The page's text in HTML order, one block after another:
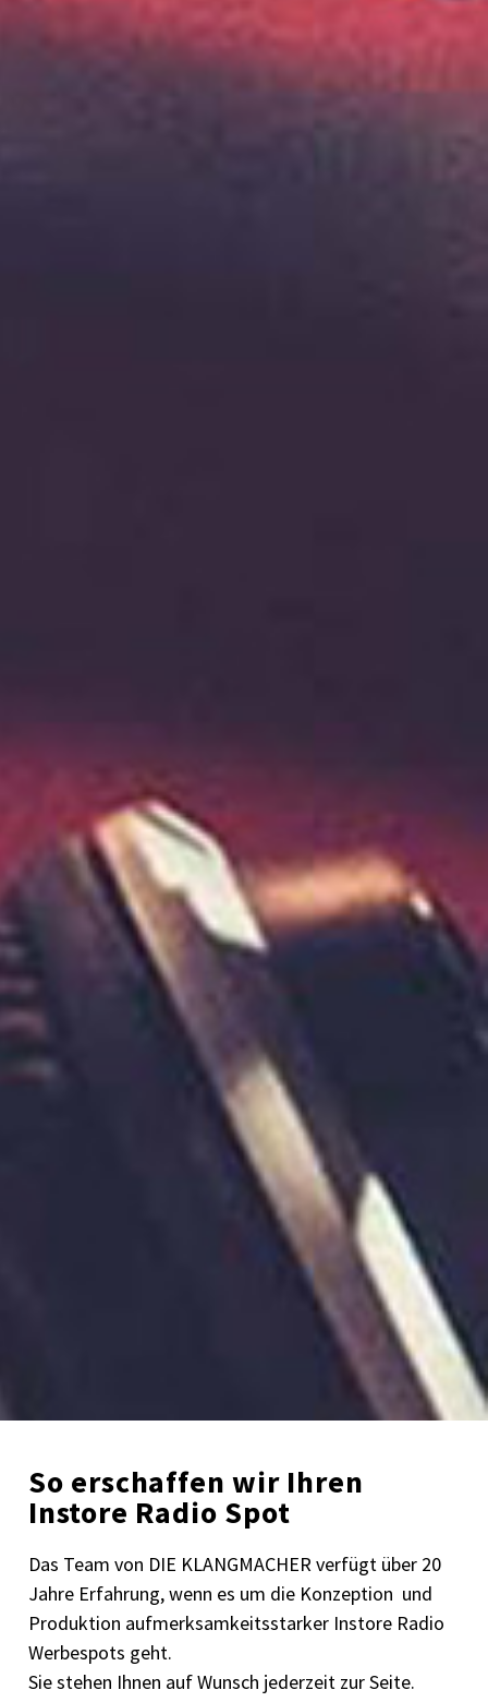
So erschaffen wir Ihren
Instore Radio Spot
Das Team von DIE KLANGMACHER verfügt über 20
Jahre Erfahrung, wenn es um die Konzeption und
Produktion aufmerksamkeitsstarker Instore Radio
Werbespots geht.
Sie stehen Ihnen auf Wunsch jederzeit zur Seite.